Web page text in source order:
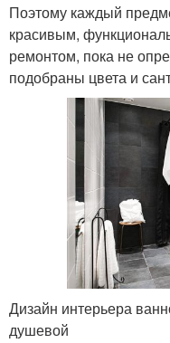
Поэтому каждый
красивым,
ремонтом, пока не
подобраны цвета и
Дизайн интерьера
душевой